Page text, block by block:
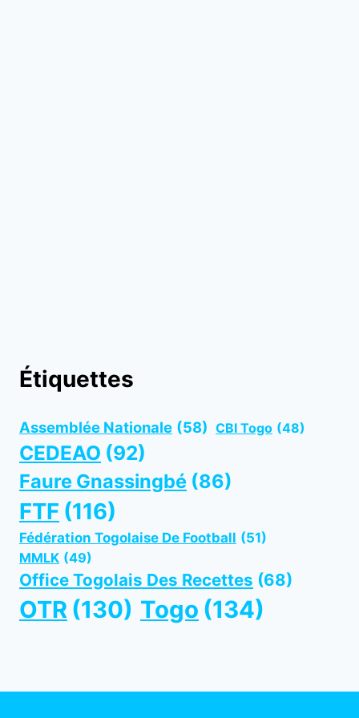
Étiquettes
Assemblée Nationale (58) CBI Togo (48)
CEDEAO (92)
Faure Gnassingbé (86)
FTF (116)
Fédération Togolaise De Football (51)
MMLK (49)
Office Togolais Des Recettes (68)
OTR (130) Togo (134)